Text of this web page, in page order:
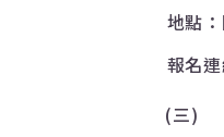
地點
報名連
(三)